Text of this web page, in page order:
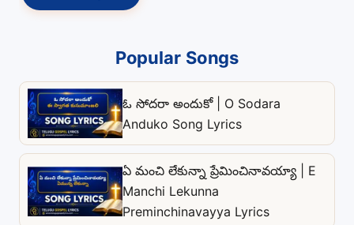
Popular Songs
ఓ సోదరా అందుకో | O Sodara
Anduko Song Lyrics
ఏ మంచి లేకున్నా ప్రేమించినావయ్యా | E
Manchi Lekunna
Preminchinavayya Lyrics